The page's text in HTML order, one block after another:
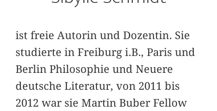
ist freie Autorin und Dozentin. Sie
studierte in Freiburg i.B., Paris und
Berlin Philosophie und Neuere
deutsche Literatur, von 2011 bis
2012 war sie Martin Buber Fellow